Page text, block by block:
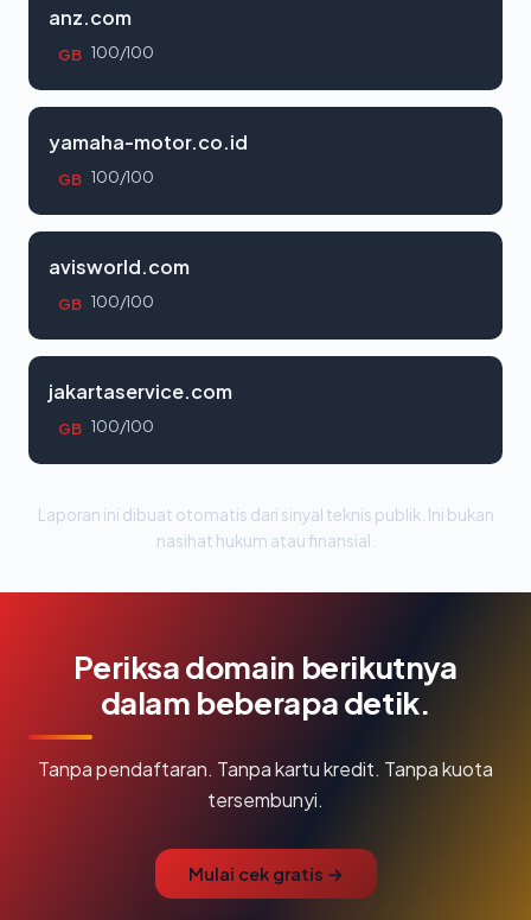
anz.com
GB 100/100
yamaha-motor.co.id
GB 100/100
avisworld.com
GB 100/100
jakartaservice.com
GB 100/100
Laporan ini dibuat otomatis dari sinyal teknis publik. Ini bukan
nasihat hukum atau finansial.
Periksa domain berikutnya
dalam beberapa detik.
Tanpa pendaftaran. Tanpa kartu kredit. Tanpa kuota
tersembunyi.
Mulai cek gratis →